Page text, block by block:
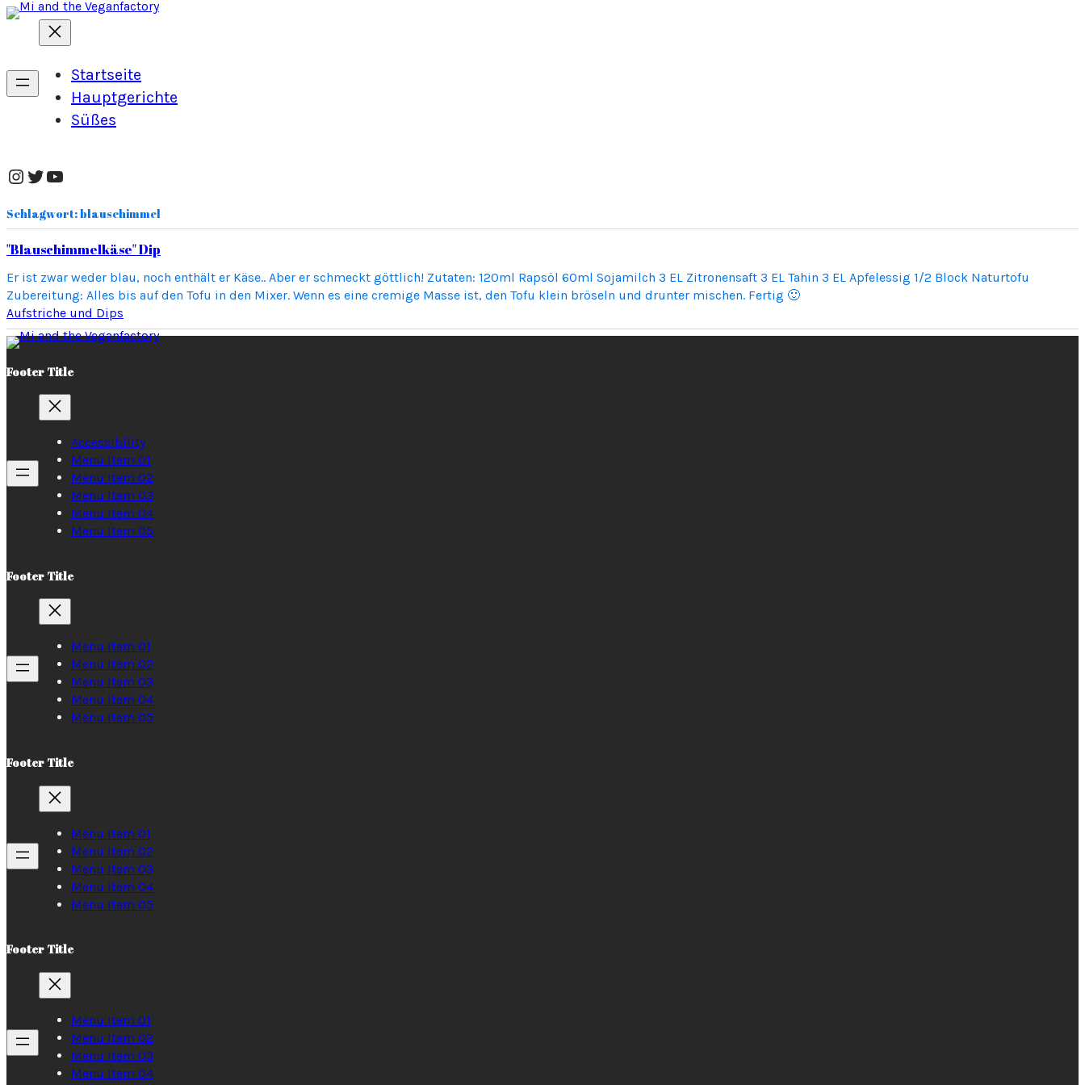
Zum
springen
Startseite
Hauptgerichte
Süßes
Instagram
Twitter
YouTube
Schlagwort:blauschimmel
"Blauschimmelkäse" Dip
Er ist zwar weder blau, noch enthält er Käse.. Aber er schmeckt göttlich! Zutaten: 120ml Rapsöl 60ml Sojamilch 3 EL Zitronensaft 3 EL Tahin 3 EL Apfelessig 1/2 Block Naturtofu
Zubereitung: Alles bis auf den Tofu in den Mixer. Wenn es eine cremige Masse ist, den Tofu klein bröseln und drunter mischen. Fertig 🙂
Aufstriche und Dips
Footer Title
Accessibility
Menu Item 01
Menu Item 02
Menu Item 03
Menu Item 04
Menu Item 05
Footer Title
Menu Item 01
Menu Item 02
Menu Item 03
Menu Item 04
Menu Item 05
Footer Title
Menu Item 01
Menu Item 02
Menu Item 03
Menu Item 04
Menu Item 05
Footer Title
Menu Item 01
Menu Item 02
Menu Item 03
Menu Item 04